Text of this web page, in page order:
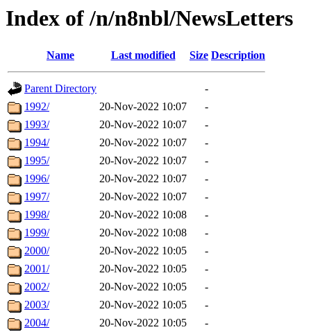
Index of /n/n8nbl/NewsLetters
Name Last modified Size Description
Parent Directory
-
1992/
20-Nov-2022 10:07
-
1993/
20-Nov-2022 10:07
-
1994/
20-Nov-2022 10:07
-
1995/
20-Nov-2022 10:07
-
1996/
20-Nov-2022 10:07
-
1997/
20-Nov-2022 10:07
-
1998/
20-Nov-2022 10:08
-
1999/
20-Nov-2022 10:08
-
2000/
20-Nov-2022 10:05
-
2001/
20-Nov-2022 10:05
-
2002/
20-Nov-2022 10:05
-
2003/
20-Nov-2022 10:05
-
2004/
20-Nov-2022 10:05
-